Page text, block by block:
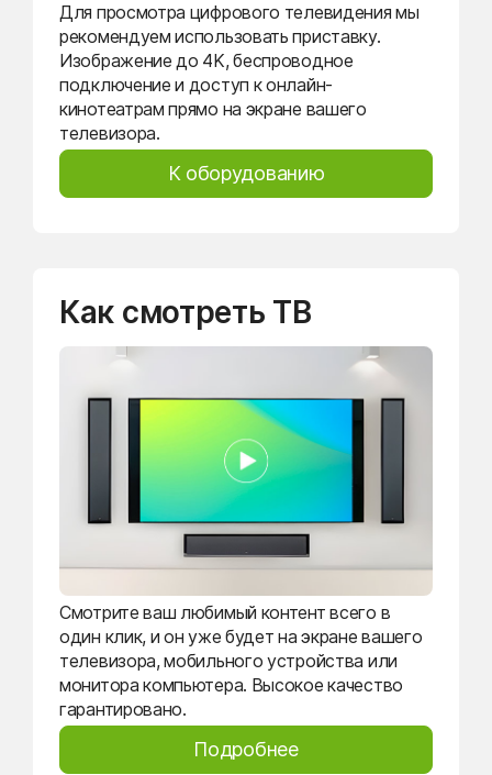
Для просмотра цифрового телевидения мы
рекомендуем использовать приставку.
Изображение до 4K, беспроводное
подключение и доступ к онлайн-
кинотеатрам прямо на экране вашего
телевизора.
К оборудованию
Как смотреть ТВ
Смотрите ваш любимый контент всего в
один клик, и он уже будет на экране вашего
телевизора, мобильного устройства или
монитора компьютера. Высокое качество
гарантировано.
Подробнее